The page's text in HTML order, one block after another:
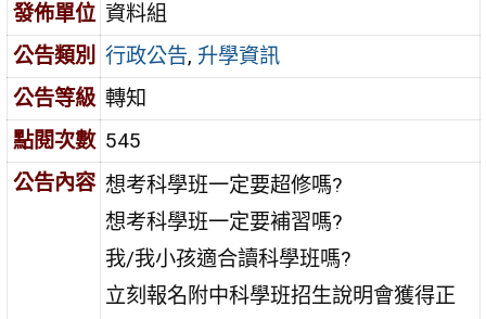
發佈單位 資料組
公告類別 行政公告, 升學資訊
公告等級 轉知
點閱次數 545
公告內容 想考科學班一定要超修嗎?
想考科學班一定要補習嗎?
我/我小孩適合讀科學班嗎?
立刻報名附中科學班招生說明會獲得正